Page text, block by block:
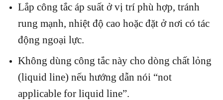
Lắp công tắc áp suất ở vị trí phù hợp, tránh
rung mạnh, nhiệt độ cao hoặc đặt ở nơi có tác
động ngoại lực.
Không dùng công tắc này cho dòng chất lỏng
(liquid line) nếu hướng dẫn nói “not
applicable for liquid line”.